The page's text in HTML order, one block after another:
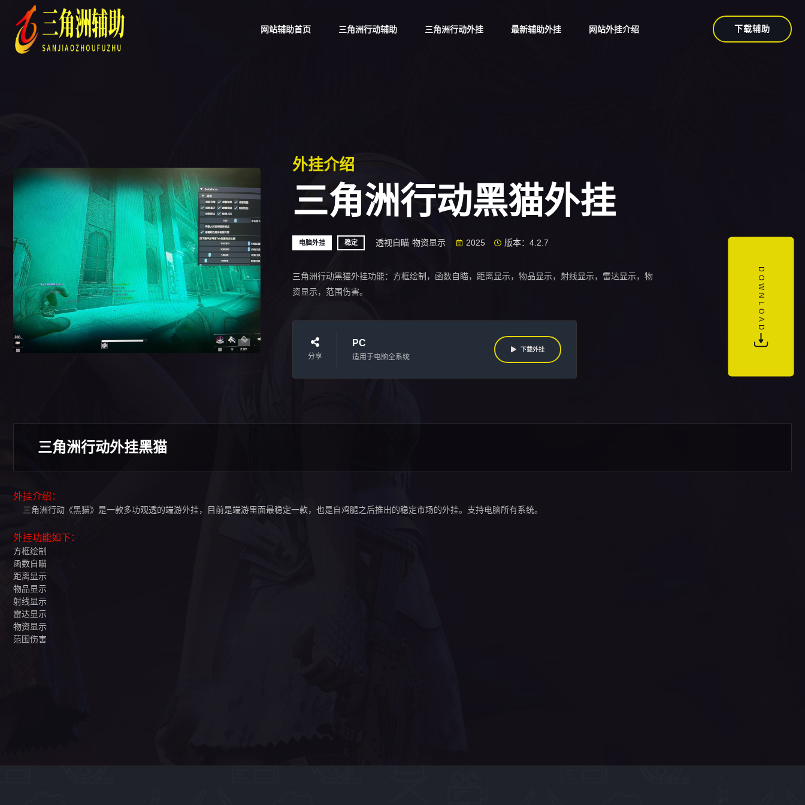
网站辅助首页 三角洲行动辅助 三角洲行动外挂 最新辅助外挂 网站外挂介绍 下载辅助
外挂介绍
三角洲行动黑猫外挂
电脑外挂 稳定 透视自瞄 物资显示 2025 版本：4.2.7
三角洲行动黑猫外挂功能：方框绘制，函数自瞄，距离显示，物品显示，射线显示，雷达显示，物
资显示，范围伤害。
分享
PC
适用于电脑全系统
下载外挂
DOWNLOAD
三角洲行动外挂黑猫
外挂介绍：
三角洲行动《黑猫》是一款多功观透的端游外挂，目前是端游里面最稳定一款，也是自鸡腿之后推出的稳定市场的外挂。支持电脑所有系统。
外挂功能如下：
方框绘制
函数自瞄
距离显示
物品显示
射线显示
雷达显示
物资显示
范围伤害